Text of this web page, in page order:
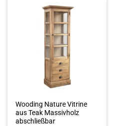
Wooding Nature Vitrine
aus Teak Massivholz
abschließbar